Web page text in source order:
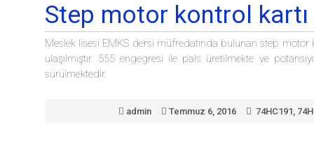
Step motor kontrol kartı
Meslek lisesi EMKS dersi müfredatında bulunan step
ulaşılmıştır. 555 engegresi ile pals üretilmekte ve
sürülmektedir.
admin Temmuz 6, 2016 74HC191,